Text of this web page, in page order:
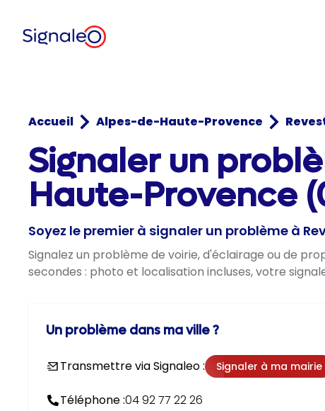
Accueil Alpes-de-Haute-Provence
Signaler un
Haute-Provence
Soyez le premier à signaler un problème à
Signalez un problème de voirie, d'éclairage ou de
secondes : photo et localisation incluses, votre
Un problème dans ma ville ?
Transmettre via Signaleo : Signaler à ma mairie
Téléphone :04 92 77 22 26